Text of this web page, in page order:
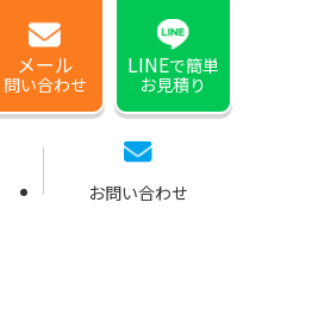
お問い合わせ
メール
問い合わせ
LINEで簡単
お見積り